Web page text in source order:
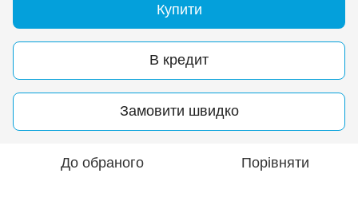
Купити
В кредит
Замовити швидко
До обраного Порівняти